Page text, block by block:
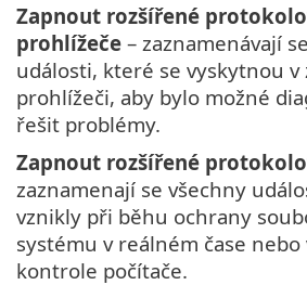
Zapnout rozšířené
prohlížeče – zaznamenávají
události, které se vyskytnou v
prohlížeči, aby bylo možné
řešit problémy.
Zapnout rozšířené
zaznamenají se všechny
vznikly při běhu ochrany
systému v reálném čase
kontrole počítače.